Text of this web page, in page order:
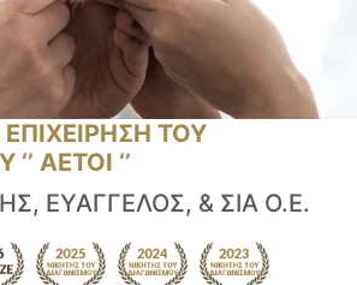
ΕΠΙΧΕΙΡΗΣΗ ΤΟΥ
ΑΕΤΟΙ ‘’
ΕΥΑΓΓΕΛΟΣ, & ΣΙΑ Ο.Ε.